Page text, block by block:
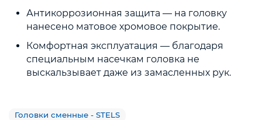
Антикоррозионная защита — на головку
нанесено матовое хромовое покрытие.
Комфортная эксплуатация — благодаря
специальным насечкам головка не
выскальзывает даже из замасленных рук.
Головки сменные - STELS